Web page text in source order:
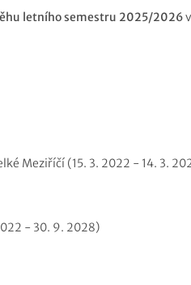
letního semestru 2025/2026v
Meziříčí (15. 3. 2022 - 14. 3.
- 30. 9. 2028)